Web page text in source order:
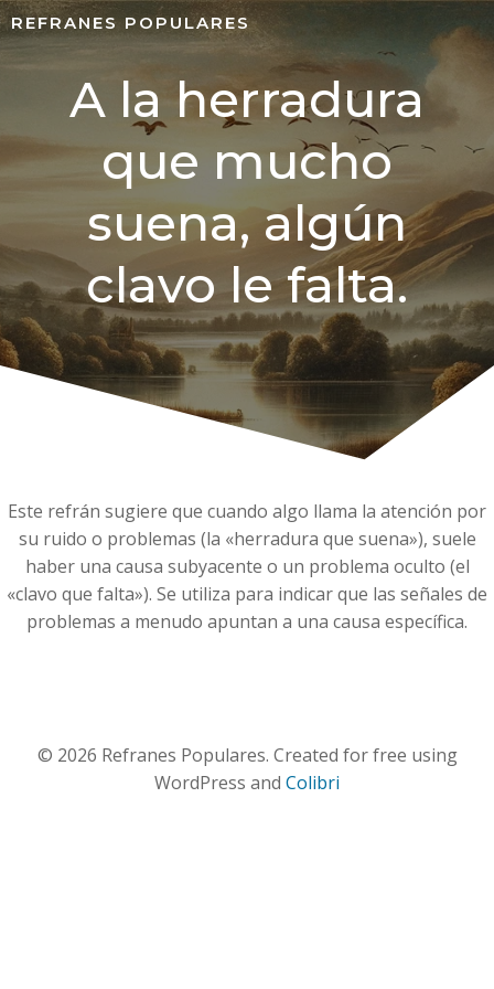
REFRANES POPULARES
A la herradura
que mucho
suena, algún
clavo le falta.
Este refrán sugiere que cuando algo llama la atención por
su ruido o problemas (la «herradura que suena»), suele
haber una causa subyacente o un problema oculto (el
«clavo que falta»). Se utiliza para indicar que las señales de
problemas a menudo apuntan a una causa específica.
© 2026 Refranes Populares. Created for free using
WordPress and Colibri